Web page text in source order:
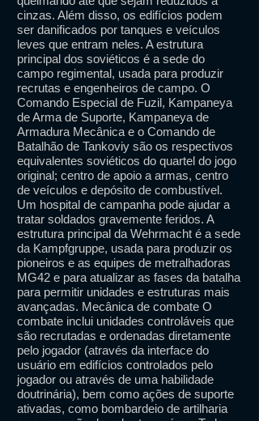
cinzas. Além disso, os edifícios podem
ser danificados por tanques e veículos
leves que entram neles. A estrutura
principal dos soviéticos é a sede do
campo regimental, usada para produzir
recrutas e engenheiros de campo. O
Comando Especial de Fuzil, Kampaneya
de Arma de Suporte, Kampaneya de
Armadura Mecânica e o Comando de
Batalhão de Tankoviy são os respectivos
equivalentes soviéticos do quartel do jogo
original; centro de apoio a armas, centro
de veículos e depósito de combustível.
Um hospital de campanha pode ajudar a
tratar soldados gravemente feridos. A
estrutura principal da Wehrmacht é a sede
da Kampfgruppe, usada para produzir os
pioneiros e as equipes de metralhadoras
MG42 e para atualizar as fases da batalha
para permitir unidades e estruturas mais
avançadas. Mecânica de combate O
combate inclui unidades controláveis ​​que
são recrutadas e ordenadas diretamente
pelo jogador (através da interface do
usuário em edifícios controlados pelo
jogador ou através de uma habilidade
doutrinária), bem como ações de suporte
ativadas, como bombardeio de artilharia